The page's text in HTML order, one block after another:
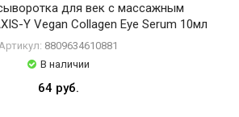
для век с массажным
Y Vegan Collagen Eye Serum 10мл
8809634610881
В наличии
64 руб.